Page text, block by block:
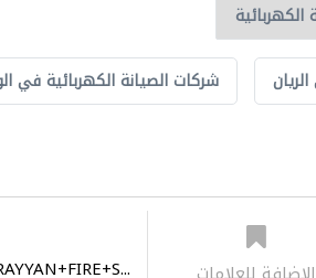
شركات الصيانة الكهربائية في